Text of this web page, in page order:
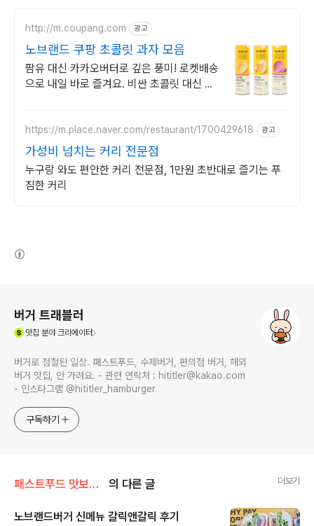
http://m.coupang.com 광고
노브랜드 쿠팡 초콜릿 과자 모음
팜유 대신 카카오버터로 깊은 풍미! 로켓배송
으로 내일 바로 즐겨요. 비싼 초콜릿 대신 깊
https://m.place.naver.com/restaurant/1700429618 광고
가성비 넘치는 커리 전문점
누구랑 와도 편안한 커리 전문점, 1만원 초반대로 즐기는 푸
짐한 커리
버거 트래블러
맛집 분야 크리에이터
버거로 점철된 일상. 패스트푸드, 수제버거, 편의점 버거, 해외
버거 맛집, 안 가려요. - 관련 연락처 : hititler@kakao.com
- 인스타그램 @hititler_hamburger
구독하기
패스트푸드 맛보기/노브랜드버거 의 다른 글 더보기
노브랜드버거 신메뉴 갈릭앤갈릭 후기